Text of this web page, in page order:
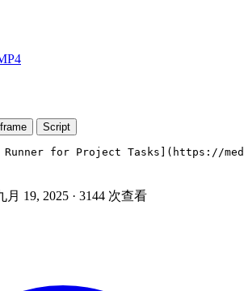
Iframe Script
Runner for Project Tasks](https://
月 19, 2025 · 3144 次查看